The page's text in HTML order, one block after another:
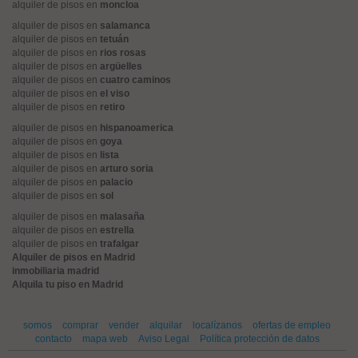
alquiler de pisos en moncloa
alquiler de pisos en salamanca
alquiler de pisos en tetuán
alquiler de pisos en rios rosas
alquiler de pisos en argüelles
alquiler de pisos en cuatro caminos
alquiler de pisos en el viso
alquiler de pisos en retiro
alquiler de pisos en hispanoamerica
alquiler de pisos en goya
alquiler de pisos en lista
alquiler de pisos en arturo soria
alquiler de pisos en palacio
alquiler de pisos en sol
alquiler de pisos en malasaña
alquiler de pisos en estrella
alquiler de pisos en trafalgar
Alquiler de pisos en Madrid
inmobiliaria madrid
Alquila tu piso en Madrid
somos comprar vender alquilar localízanos
ofertas de empleo
contacto
mapa web Aviso Legal Política protección de datos